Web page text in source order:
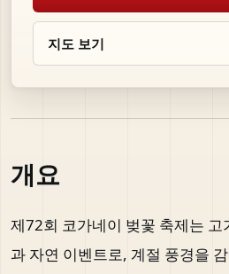
지도 보기
개요
제72회 코가네이 벚꽃 축제는
과 자연 이벤트로, 계절 풍경을